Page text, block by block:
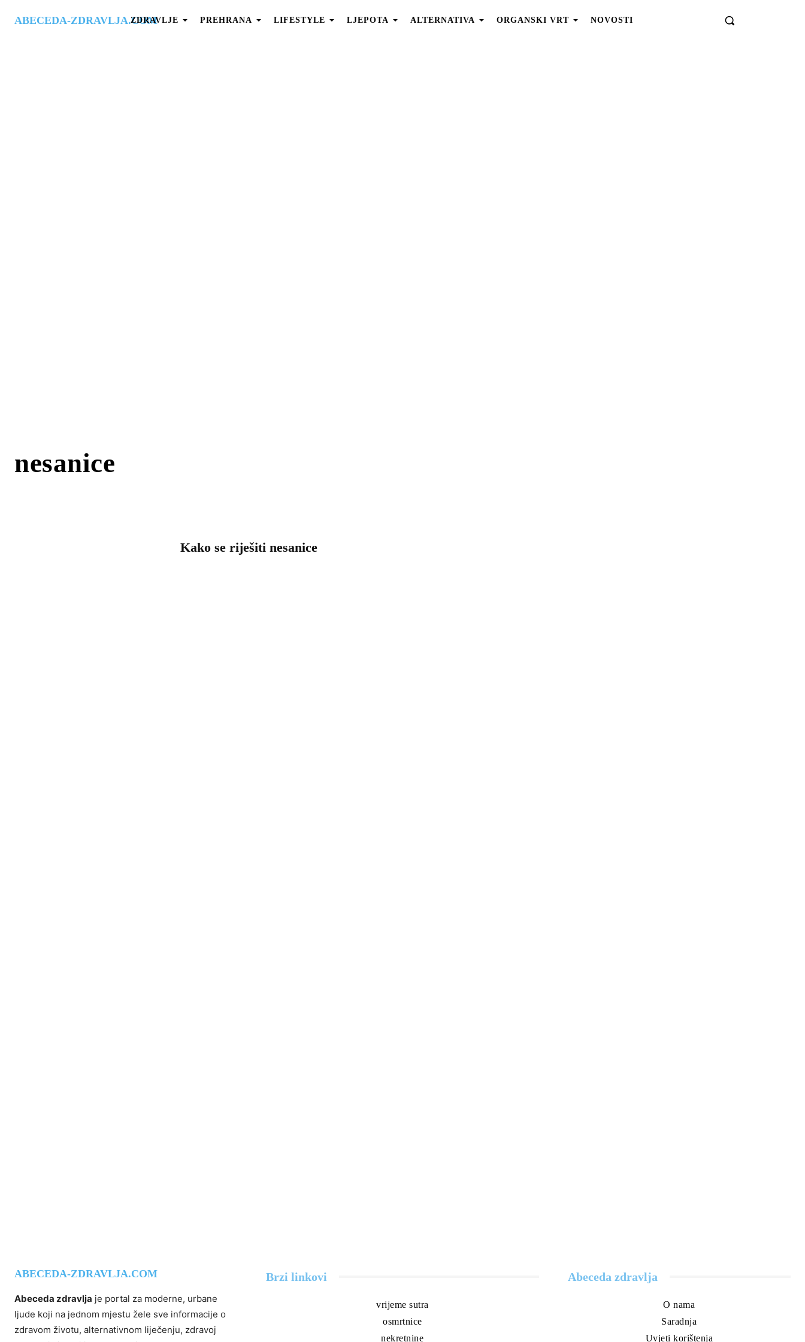
ABECEDA-ZDRAVLJA.COM
ZDRAVLJE PREHRANA LIFESTYLE LJEPOTA ALTERNATIVA ORGANSKI VRT NOVOSTI
nesanice
Kako se riješiti nesanice
ABECEDA-ZDRAVLJA.COM
Abeceda zdravlja je portal za moderne, urbane
ljude koji na jednom mjestu žele sve informacije o
zdravom životu, alternativnom liječenju, zdravoj
Brzi linkovi
vrijeme sutra
osmrtnice
nekretnine
Abeceda zdravlja
O nama
Saradnja
Uvjeti korištenja